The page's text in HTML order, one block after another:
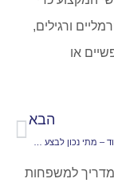
ורגילים,
או
הבא